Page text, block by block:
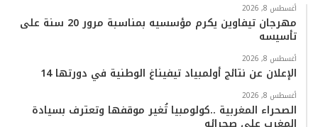
ك
ب
ت
ر
k
س
ب
أغسطس 8, 2026
مهرجان تيفاوين يكرم مؤسسيه بمناسبة مرور 20 سنة على
تأسيسه
أغسطس 8, 2026
الإعلان عن نتائج أولمبياد تيفيناغ الوطنية في دورتها 14
أغسطس 8, 2026
الصحراء المغربية ..كولومبيا تُغير موقفها وتعترف بسيادة